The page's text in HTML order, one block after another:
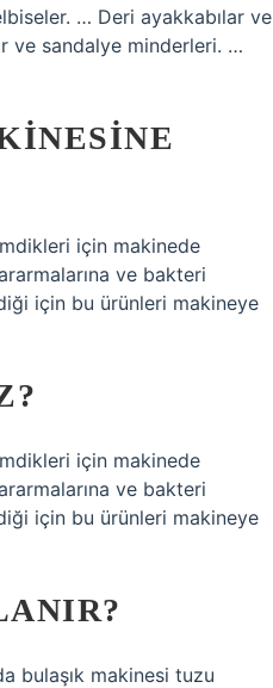
… Deri ayakkabılar ve
ve sandalye minderleri. …
için makinede
ve bakteri
için bu ürünleri makineye
için makinede
ve bakteri
için bu ürünleri makineye
bulaşık makinesi tuzu